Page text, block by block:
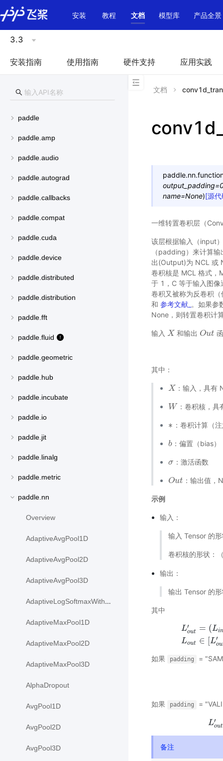
\u200E
安装
教程 文档 模型库 产品全景
3.3
安装指南 使用指南 硬件支持 应用实践
paddle
paddle.amp
paddle.audio
paddle.autograd
paddle.callbacks
paddle.compat
paddle.cuda
paddle.device
paddle.distributed
paddle.distribution
paddle.fft
paddle.fluid
paddle.geometric
paddle.hub
paddle.incubate
paddle.io
paddle.jit
paddle.linalg
paddle.metric
paddle.nn
Overview
AdaptiveAvgPool1D
AdaptiveAvgPool2D
AdaptiveAvgPool3D
AdaptiveLogSoftmaxWithLoss
AdaptiveMaxPool1D
AdaptiveMaxPool2D
AdaptiveMaxPool3D
AlphaDropout
AvgPool1D
AvgPool2D
AvgPool3D
文档
output_padding=
name=None)[源
一维转置卷积层（
该层根据输入（input
（padding）来计算
出(Output)为 NCL 或
卷积核是 MCL 格式，
于 1，C 等于输入图像
卷积又被称为反卷积
和 参考文献_ 。如果参
None，则转置卷积计
输入 X
X 和输出 Out
Out
其中：
X
X ：输入，具有
W
W ：卷积核，
∗
∗ ：卷积计算（
b
b ：偏置（bias
σ
σ ：激活函数
Out
Out ：输出值
示例
输入：
输入 Tensor 的
卷积核的形状：
输出：
输出 Tensor 的
其中
L′
out = (Lin
Lout ∈ [L′
ou
out′= n 1)
如果 padding =
如果 padding =
L′
out
备注